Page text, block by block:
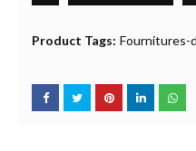
Product Tags: Fournitures-